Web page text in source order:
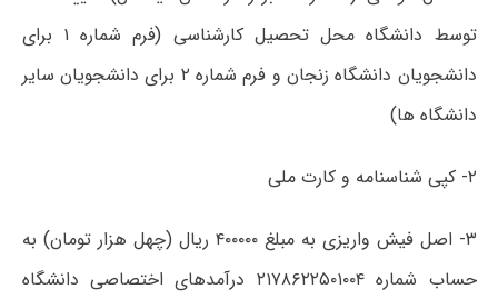
توسط دانشگاه محل تحصیل کارشناسی (فرم شماره ۱ برای
دانشجویان دانشگاه زنجان و فرم شماره ۲ برای دانشجویان سایر
دانشگاه ها)
۲- کپی شناسنامه و کارت ملی
۳- اصل فیش واریزی به مبلغ ۴۰۰۰۰۰ ریال (چهل هزار تومان) به
حساب شماره ۲۱۷۸۶۲۲۵۰۱۰۰۴ درآمدهای اختصاصی دانشگاه